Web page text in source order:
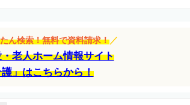
ん検索！無料で資料請求！ ／
老人ホーム情報サイト
」はこちらから！